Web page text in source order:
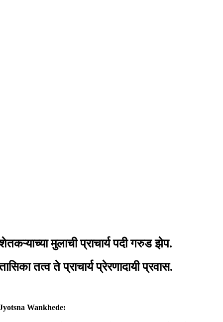
मुलाची प्राचार्य पदी गरुड झेप.
तत्व ते प्राचार्य प्रेरणादायी प्रवास.
Wankhede: